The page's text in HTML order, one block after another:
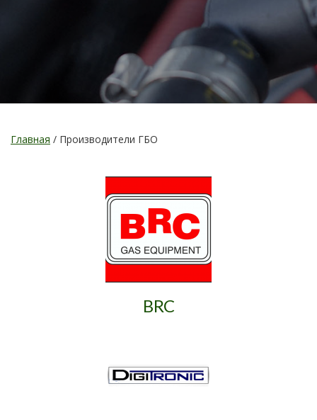
Главная / Производители ГБО
BRC